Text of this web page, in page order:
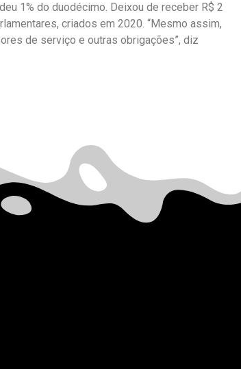
1% do duodécimo. Deixou de receber R$ 2
criados em 2020. “Mesmo assim,
de serviço e outras obrigações”, diz